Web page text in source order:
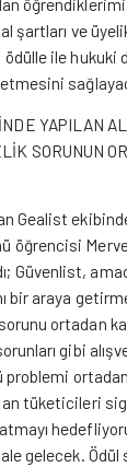
şartları ve
ödülle ile
YAPILAN
SORUNUN
Gealist
öğrencisi
Güvenlist,
bir araya
ortadan
gibi
problemi
tüketicileri
gelecek. Ödül